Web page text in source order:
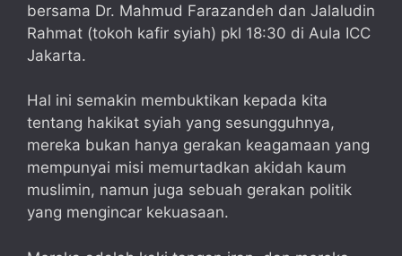
bersama Dr. Mahmud Farazandeh dan Jalaludin
Rahmat (tokoh kafir syiah) pkl 18:30 di Aula ICC
Jakarta.
Hal ini semakin membuktikan kepada kita
tentang hakikat syiah yang sesungguhnya,
mereka bukan hanya gerakan keagamaan yang
mempunyai misi memurtadkan akidah kaum
muslimin, namun juga sebuah gerakan politik
yang mengincar kekuasaan.